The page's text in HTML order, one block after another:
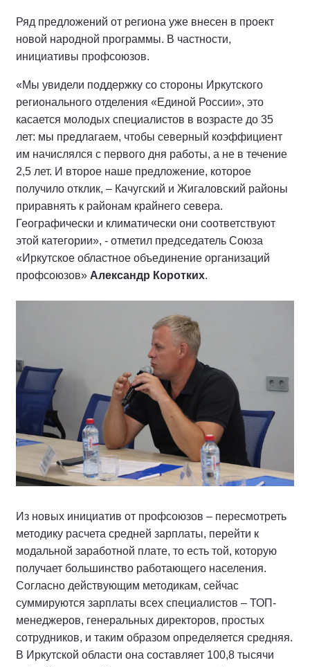
Ряд предложений от региона уже внесен в проект
новой народной программы. В частности,
инициативы профсоюзов.
«Мы увидели поддержку со стороны Иркутского
регионального отделения «Единой России», это
касается молодых специалистов в возрасте до 35
лет: мы предлагаем, чтобы северный коэффициент
им начислялся с первого дня работы, а не в течение
2,5 лет. И второе наше предложение, которое
получило отклик, – Качугский и Жигаловский районы
приравнять к районам крайнего севера.
Географически и климатически они соответствуют
этой категории», - отметил председатель Союза
«Иркутское областное объединение организаций
профсоюзов» Александр Коротких.
Из новых инициатив от профсоюзов – пересмотреть
методику расчета средней зарплаты, перейти к
модальной заработной плате, то есть той, которую
получает большинство работающего населения.
Согласно действующим методикам, сейчас
суммируются зарплаты всех специалистов – ТОП-
менеджеров, генеральных директоров, простых
сотрудников, и таким образом определяется средняя.
В Иркутской области она составляет 100,8 тысячи